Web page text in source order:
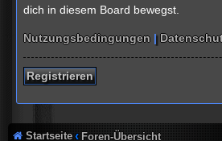
dich in diesem Board bewegst.
Nutzungsbedingungen |
Registrieren
Startseite Foren-Übersicht